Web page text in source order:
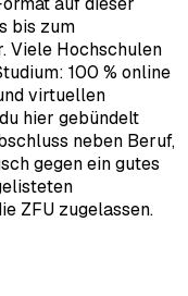
bis zum
Viele Hochschulen
100 % online
virtuellen
hier gebündelt
neben Beruf,
gegen ein gutes
ZFU zugelassen.